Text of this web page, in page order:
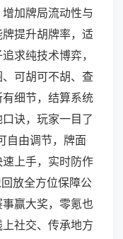
加牌局流动性与
提升胡牌率，适
求纯技术博弈，
可胡可不胡、查
细节，结算系统
诀，玩家一目了
自由调节，牌面
上手，实时防作
放全方位保障公
赢大奖，零氪也
社交、传承地方